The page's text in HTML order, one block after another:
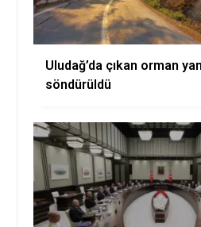
Uludağ’da çıkan orman
söndürüldü